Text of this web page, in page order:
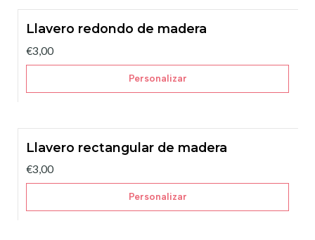
No disponible
Llavero redondo de madera
€3,00
Personalizar
Llavero rectangular de madera
€3,00
Personalizar